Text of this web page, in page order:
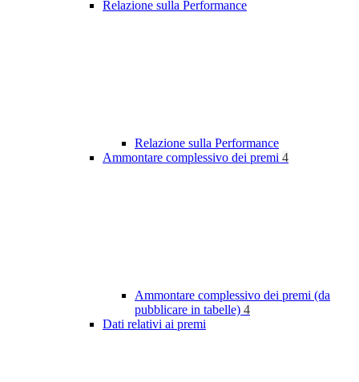
Relazione sulla Performance
Relazione sulla Performance
Ammontare complessivo dei premi 4
Ammontare complessivo dei premi (da
pubblicare in tabelle) 4
Dati relativi ai premi